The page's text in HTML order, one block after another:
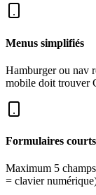
Menus simplifiés
Hamburger ou nav
mobile doit trouver
Formulaires courts
Maximum 5
= clavier